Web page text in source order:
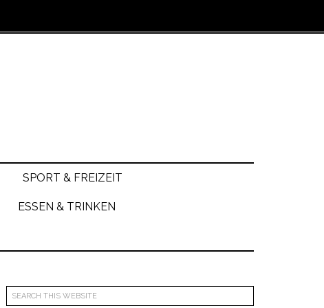
SPORT & FREIZEIT
ESSEN & TRINKEN